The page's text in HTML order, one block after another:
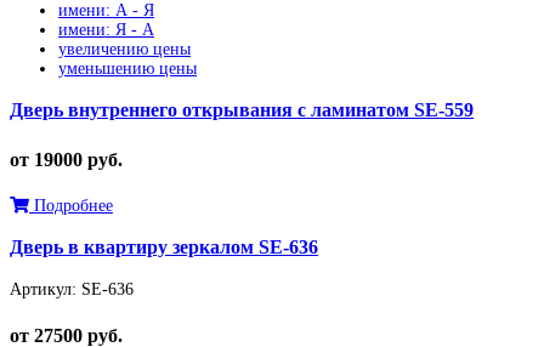
имени: А - Я
имени: Я - А
увеличению цены
уменьшению цены
Дверь внутреннего открывания с ламинатом SE-559
от 19000 руб.
Подробнее
Дверь в квартиру зеркалом SE-636
Артикул: SE-636
от 27500 руб.